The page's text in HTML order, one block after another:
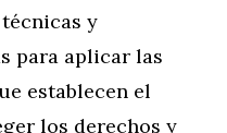
y
para aplicar las
establecen el
los derechos y